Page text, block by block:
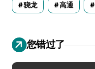
骁龙 高通
您错过了